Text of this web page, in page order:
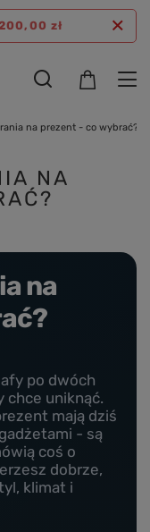
zł
na prezent - co wybrać?
NA
na
po dwóch
chce uniknąć.
mają dziś
- są
coś o
dobrze,
klimat i